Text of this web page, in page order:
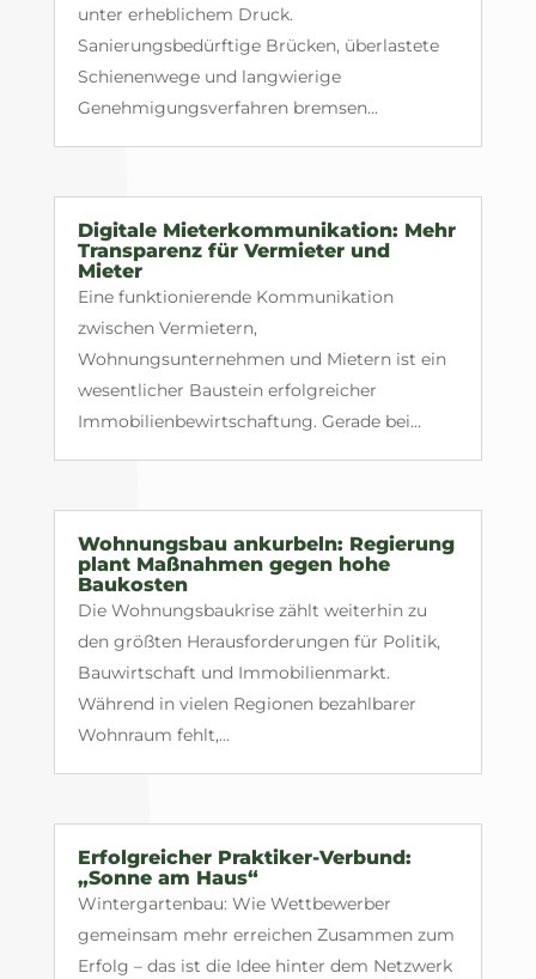
unter erheblichem Druck.
Sanierungsbedürftige Brücken, überlastete
Schienenwege und langwierige
Genehmigungsverfahren bremsen...
Digitale Mieterkommunikation: Mehr
Transparenz für Vermieter und
Mieter
Eine funktionierende Kommunikation
zwischen Vermietern,
Wohnungsunternehmen und Mietern ist ein
wesentlicher Baustein erfolgreicher
Immobilienbewirtschaftung. Gerade bei...
Wohnungsbau ankurbeln: Regierung
plant Maßnahmen gegen hohe
Baukosten
Die Wohnungsbaukrise zählt weiterhin zu
den größten Herausforderungen für Politik,
Bauwirtschaft und Immobilienmarkt.
Während in vielen Regionen bezahlbarer
Wohnraum fehlt,...
Erfolgreicher Praktiker-Verbund:
„Sonne am Haus“
Wintergartenbau: Wie Wettbewerber
gemeinsam mehr erreichen Zusammen zum
Erfolg – das ist die Idee hinter dem Netzwerk